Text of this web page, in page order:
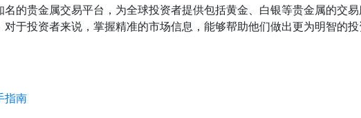
名的贵金属交易平台，为全球投资者提供包括黄金、白银等贵金属的交
对于投资者来说，掌握精准的市场信息，能够帮助他们做出更为明智的
指南